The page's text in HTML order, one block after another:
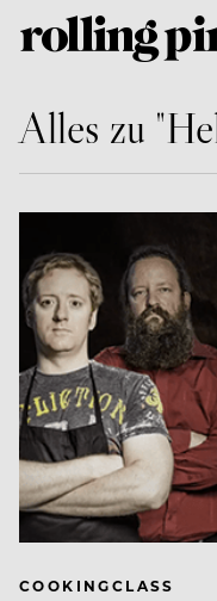
Alles zu
COOKINGCLASS